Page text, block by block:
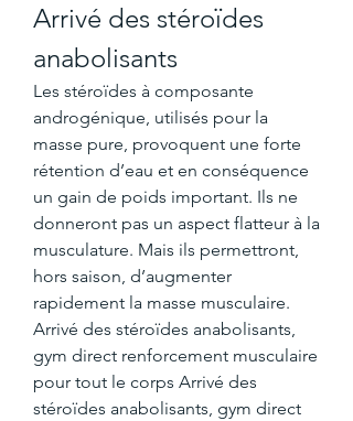
Arrivé des stéroïdes
anabolisants
Les stéroïdes à composante
androgénique, utilisés pour la
masse pure, provoquent une forte
rétention d’eau et en conséquence
un gain de poids important. Ils ne
donneront pas un aspect flatteur à la
musculature. Mais ils permettront,
hors saison, d’augmenter
rapidement la masse musculaire.
Arrivé des stéroïdes anabolisants,
gym direct renforcement musculaire
pour tout le corps Arrivé des
stéroïdes anabolisants, gym direct